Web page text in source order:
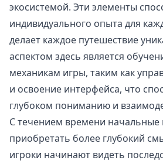
экосистемой. Эти элементы
индивидуального опыта для
делает каждое путешествие
аспектом здесь является
механикам игры, таким как
и освоение интерфейса, что
глубоком пониманию и
С течением времени
приобретать более глубокий
игроки начинают видеть